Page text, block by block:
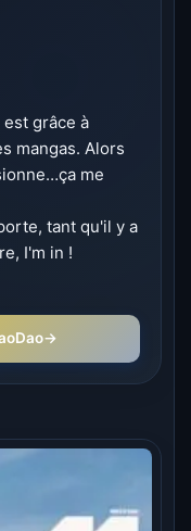
grâce à
mangas. Alors
me
tant qu'il y a
I'm in !
→